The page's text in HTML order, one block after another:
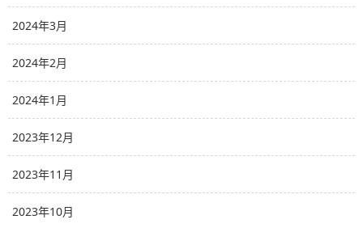
2024年3月
2024年2月
2024年1月
2023年12月
2023年11月
2023年10月